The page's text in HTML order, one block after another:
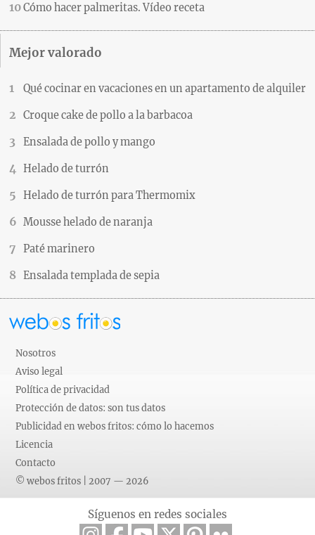
Cómo hacer palmeritas. Vídeo receta
Mejor valorado
Qué cocinar en vacaciones en un apartamento de alquiler
Croque cake de pollo a la barbacoa
Ensalada de pollo y mango
Helado de turrón
Helado de turrón para Thermomix
Mousse helado de naranja
Paté marinero
Ensalada templada de sepia
Nosotros
Aviso legal
Política de privacidad
Protección de datos: son tus datos
Publicidad en webos fritos: cómo lo hacemos
Licencia
Contacto
© webos fritos | 2007 — 2026
Síguenos en redes sociales